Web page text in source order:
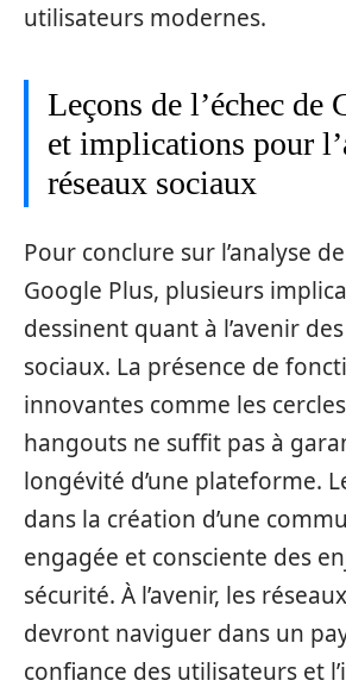
utilisateurs modernes.
Leçons de l’échec de
et implications pour
réseaux sociaux
Pour conclure sur l’analyse de
Google Plus, plusieurs
dessinent quant à l’avenir
sociaux. La présence de
innovantes comme les
hangouts ne suffit pas à
longévité d’une plateforme.
dans la création d’une
engagée et consciente des
sécurité. À l’avenir, les
devront naviguer dans un
confiance des utilisateurs et